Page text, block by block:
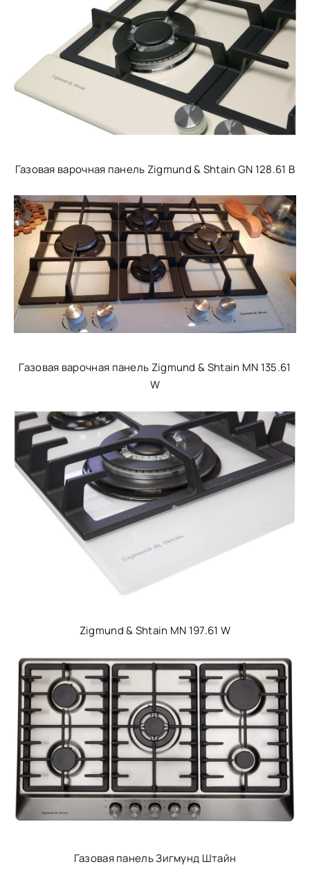
Газовая варочная панель Zigmund & Shtain GN 128.61 B
Газовая варочная панель Zigmund & Shtain MN 135.61
W
Zigmund & Shtain MN 197.61 W
Газовая панель Зигмунд Штайн